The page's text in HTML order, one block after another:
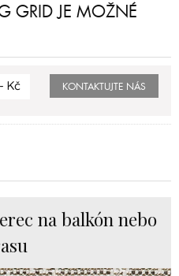
GRID JE MOŽNÉ
KONTAKTUJTE NÁS
Kč
na balkón nebo